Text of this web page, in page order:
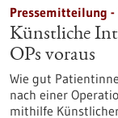
Pressemitteilung -
Künstliche
OPs voraus
Wie gut
nach einer
mithilfe